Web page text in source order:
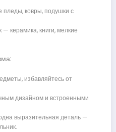
пледы, ковры, подушки с
керамика, книги, мелкие
избавляйтесь от
дизайном и встроенными
выразительная деталь —